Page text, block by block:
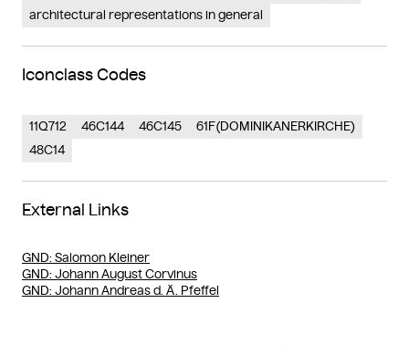
architectural representations in general
Iconclass Codes
11Q712 46C144 46C145
61F(DOMINIKANERKIRCHE)
48C14
External Links
GND: Salomon Kleiner
GND: Johann August Corvinus
GND: Johann Andreas d. Ä. Pfeffel